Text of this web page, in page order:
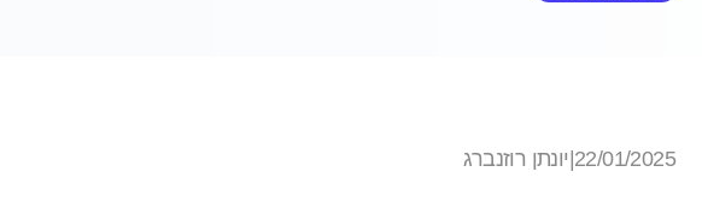
22/01/2025 יונתן רוזנברג